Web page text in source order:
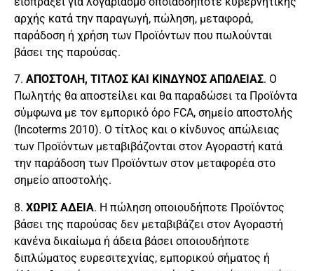
αρχής κατά την παραγωγή, πώληση, μεταφορά,
παράδοση ή χρήση των Προϊόντων που πωλούνται
βάσει της παρούσας.
7. ΑΠΟΣΤΟΛΗ, ΤΙΤΛΟΣ ΚΑΙ ΚΙΝΔΥΝΟΣ ΑΠΩΛΕΙΑΣ. Ο
Πωλητής θα αποστείλει και θα παραδώσει τα Προϊόντα
σύμφωνα με τον εμπορικό όρο FCA, σημείο αποστολής
(Incoterms 2010). Ο τίτλος και ο κίνδυνος απώλειας
των Προϊόντων μεταβιβάζονται στον Αγοραστή κατά
την παράδοση των Προϊόντων στον μεταφορέα στο
σημείο αποστολής.
8. ΧΩΡΙΣ ΑΔΕΙΑ. Η πώληση οποιουδήποτε Προϊόντος
βάσει της παρούσας δεν μεταβιβάζει στον Αγοραστή
κανένα δικαίωμα ή άδεια βάσει οποιουδήποτε
διπλώματος ευρεσιτεχνίας, εμπορικού σήματος ή